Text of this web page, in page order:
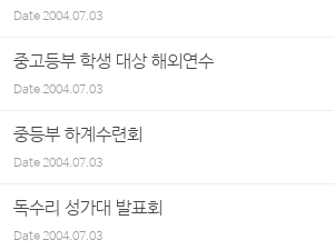
Date2004.07.03
중고등부 학생 대상 해외연수
Date2004.07.03
중등부 하계수련회
Date2004.07.03
독수리 성가대 발표회
Date2004.07.03